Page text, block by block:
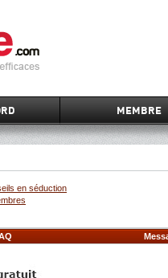
MEMBRE
en séduction